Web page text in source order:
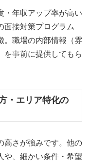
・年収アップ率が高い
面接対策プログラム
。職場の内部情報（雰
を事前に提供してもら
・エリア特化の
高さが強みです。他の
や、細かい条件・希望